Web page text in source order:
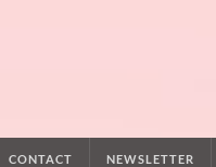
CONTACT NEWSLETTER